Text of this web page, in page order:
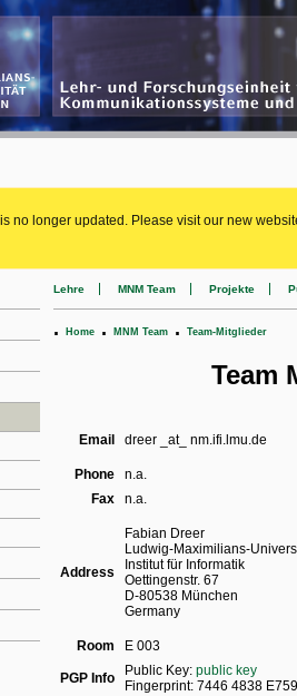
no longer updated. Please visit our new
Lehre MNM Team Projekte
. Home . MNM Team . Team-Mitglieder
Team
Email dreer _at_ nm.ifi.lmu.de
Phone
n.a.
Fax
n.a.
Address
Fabian Dreer
Ludwig-Maximilians-
Institut für Informatik
Oettingenstr. 67
D-80538 München
Germany
Room E 003
PGP Info Public Key:public key
Fingerprint: 7446 4838